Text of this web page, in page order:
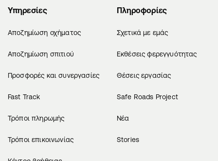
Υπηρεσίες
Αποζημίωση οχήματος
Αποζημίωση σπιτιού
Προσφορές και συνεργασίες
Fast Track
Τρόποι πληρωμής
Τρόποι επικοινωνίας
Πληροφορίες
Σχετικά με εμάς
Εκθέσεις φερεγγυότητας
Θέσεις εργασίας
Safe Roads Project
Νέα
Stories